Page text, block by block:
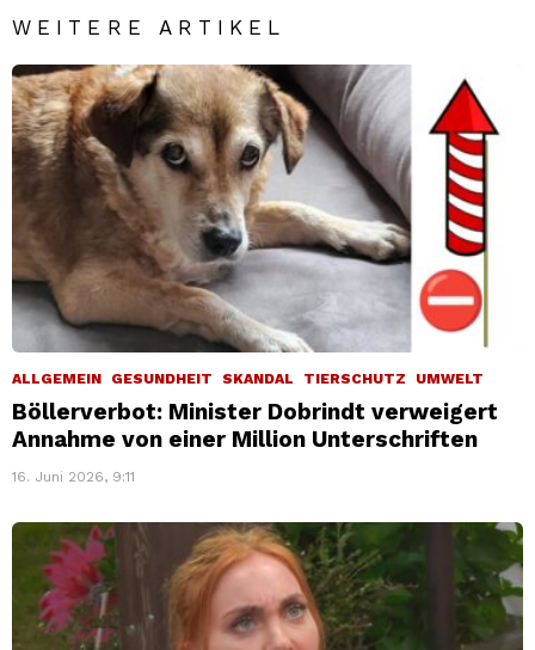
WEITERE ARTIKEL
ALLGEMEIN GESUNDHEIT SKANDAL TIERSCHUTZ UMWELT
Böllerverbot: Minister Dobrindt verweigert
Annahme von einer Million Unterschriften
16. Juni 2026, 9:11